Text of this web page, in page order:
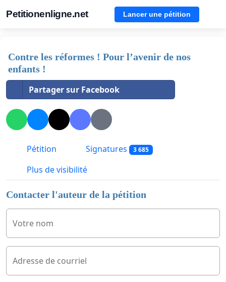
Petitionenligne.net Lancer une pétition
Contre les réformes ! Pour l’avenir de nos
enfants !
Partager sur Facebook
Pétition Signatures 3 685
Plus de visibilité
Contacter l'auteur de la pétition
Votre nom
Adresse de courriel